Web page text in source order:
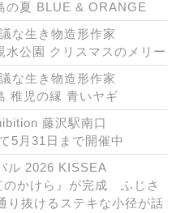
の夏 BLUE & ORANGE
な生き物造形作家
公園 クリスマスのメリー
な生き物造形作家
稚児の縁 青いヤギ
藤沢駅南口
5月31日まで開催中
ル 2026 KISSEA
のかけら』が完成 ふじさ
り抜けるステキな小径が話